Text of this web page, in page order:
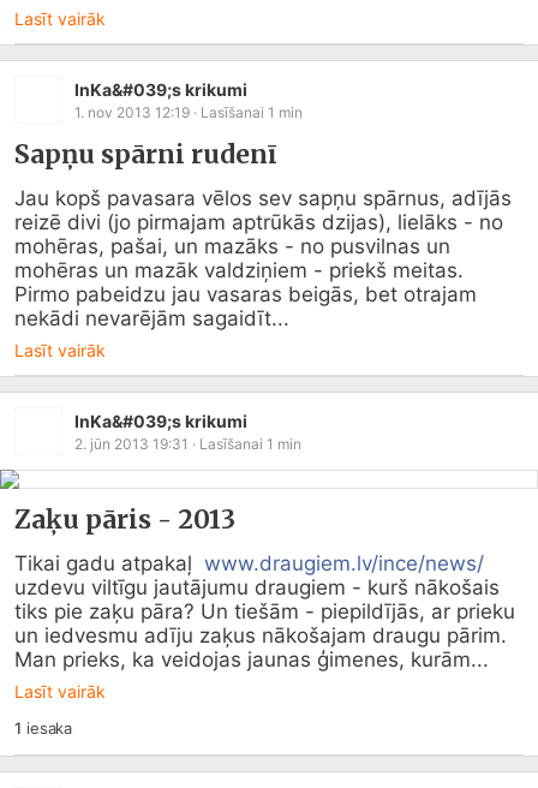
Lasīt vairāk
InKa&#039;s krikumi
1. nov 2013 12:19 · Lasīšanai 1 min
Sapņu spārni rudenī
Jau kopš pavasara vēlos sev sapņu spārnus, adījās
reizē divi (jo pirmajam aptrūkās dzijas), lielāks - no
mohēras, pašai, un mazāks - no pusvilnas un
mohēras un mazāk valdziņiem - priekš meitas.
Pirmo pabeidzu jau vasaras beigās, bet otrajam
nekādi nevarējām sagaidīt...
Lasīt vairāk
InKa&#039;s krikumi
2. jūn 2013 19:31 · Lasīšanai 1 min
Zaķu pāris - 2013
Tikai gadu atpakaļ www.draugiem.lv/ince/news/
uzdevu viltīgu jautājumu draugiem - kurš nākošais
tiks pie zaķu pāra? Un tiešām - piepildījās, ar prieku
un iedvesmu adīju zaķus nākošajam draugu pārim.
Man prieks, ka veidojas jaunas ģimenes, kurām...
Lasīt vairāk
1 iesaka